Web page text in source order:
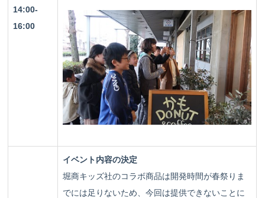
14:00-
16:00
イベント内容の決定
堀商キッズ社のコラボ商品は開発時間が春祭りま
でには足りないため、今回は提供できないことに